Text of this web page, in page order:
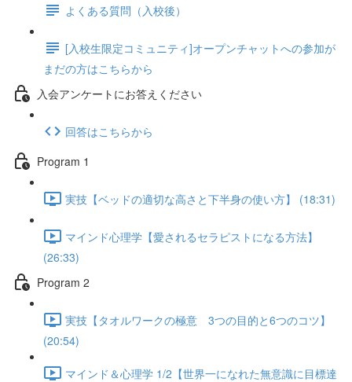
よくある質問（入校後）
[入校生限定コミュニティ]オープンチャットへの参加が
まだの方はこちらから
入会アンケートにお答えください
回答はこちらから
Program 1
実技【ベッドの適切な高さと下半身の使い方】 (18:31)
マインド心理学【愛されるセラピストになる方法】
(26:33)
Program 2
実技【タオルワークの極意 3つの目的と6つのコツ】
(20:54)
マインド＆心理学 1/2【世界一になれた無意識に目標達